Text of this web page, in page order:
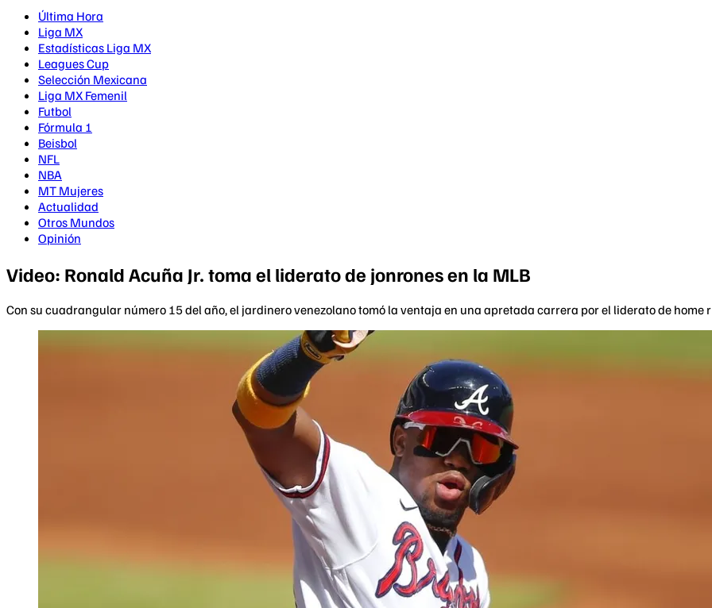
Última Hora
Liga MX
Estadísticas Liga MX
Leagues Cup
Selección Mexicana
Liga MX Femenil
Futbol
Fórmula 1
Beisbol
NFL
NBA
MT Mujeres
Actualidad
Otros Mundos
Opinión
Video: Ronald Acuña Jr. toma el liderato de jonrones en la MLB
Con su cuadrangular número 15 del año, el jardinero venezolano tomó la ventaja en una apretada carrera por el liderato de home